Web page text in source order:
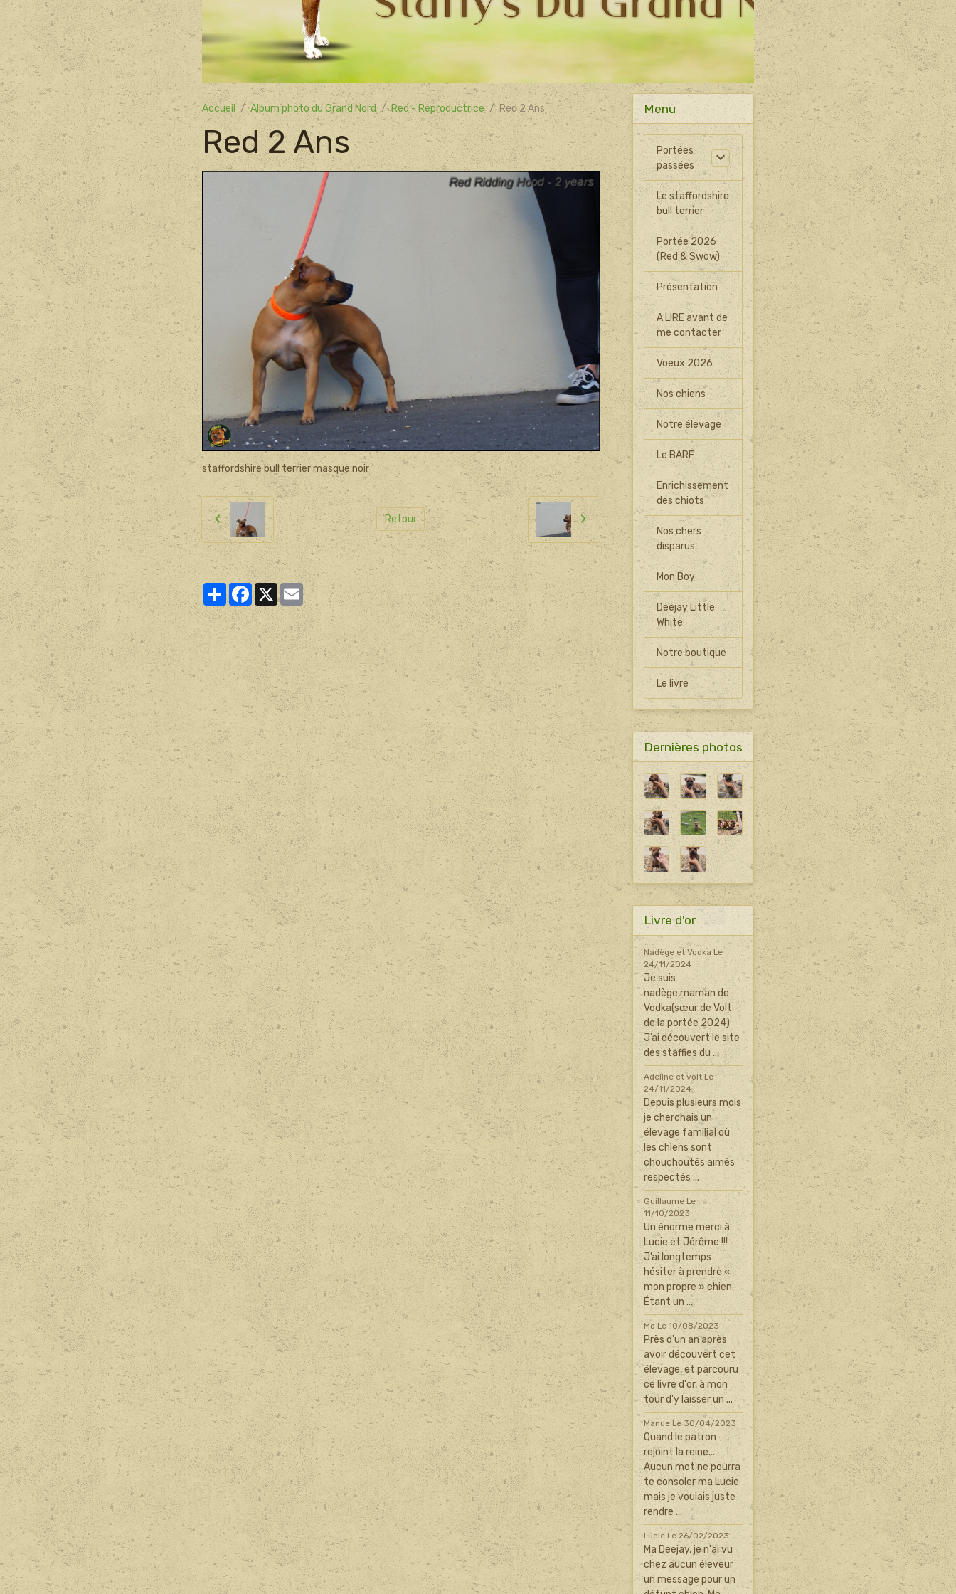
Accueil Album photo du Grand Nord Red - Reproductrice Red 2 Ans
Red 2 Ans
staffordshire bull terrier masque noir
Retour
PartagerFacebook
X Email
Menu
Portées
passées
Le staffordshire
bull terrier
Portée 2026
(Red & Swow)
Présentation
A LIRE avant de
me contacter
Voeux 2026
Nos chiens
Notre élevage
Le BARF
Enrichissement
des chiots
Nos chers
disparus
Mon Boy
Deejay Little
White
Notre boutique
Le livre
Dernières photos
Livre d'or
Nadège et Vodka Le
24/11/2024
Je suis
nadège,maman de
Vodka(sœur de Volt
de la portée 2024)
J’ai découvert le site
des staffies du ...
Adeline et volt Le
24/11/2024
Depuis plusieurs mois
je cherchais un
élevage familial où
les chiens sont
chouchoutés aimés
respectés ...
Guillaume Le
11/10/2023
Un énorme merci à
Lucie et Jérôme !!!
J’ai longtemps
hésiter à prendre «
mon propre » chien.
Étant un ...
Mo Le 10/08/2023
Près d'un an après
avoir découvert cet
élevage, et parcouru
ce livre d'or, à mon
tour d'y laisser un ...
Manue Le 30/04/2023
Quand le patron
rejoint la reine...
Aucun mot ne pourra
te consoler ma Lucie
mais je voulais juste
rendre ...
Lucie Le 26/02/2023
Ma Deejay, je n'ai vu
chez aucun éleveur
un message pour un